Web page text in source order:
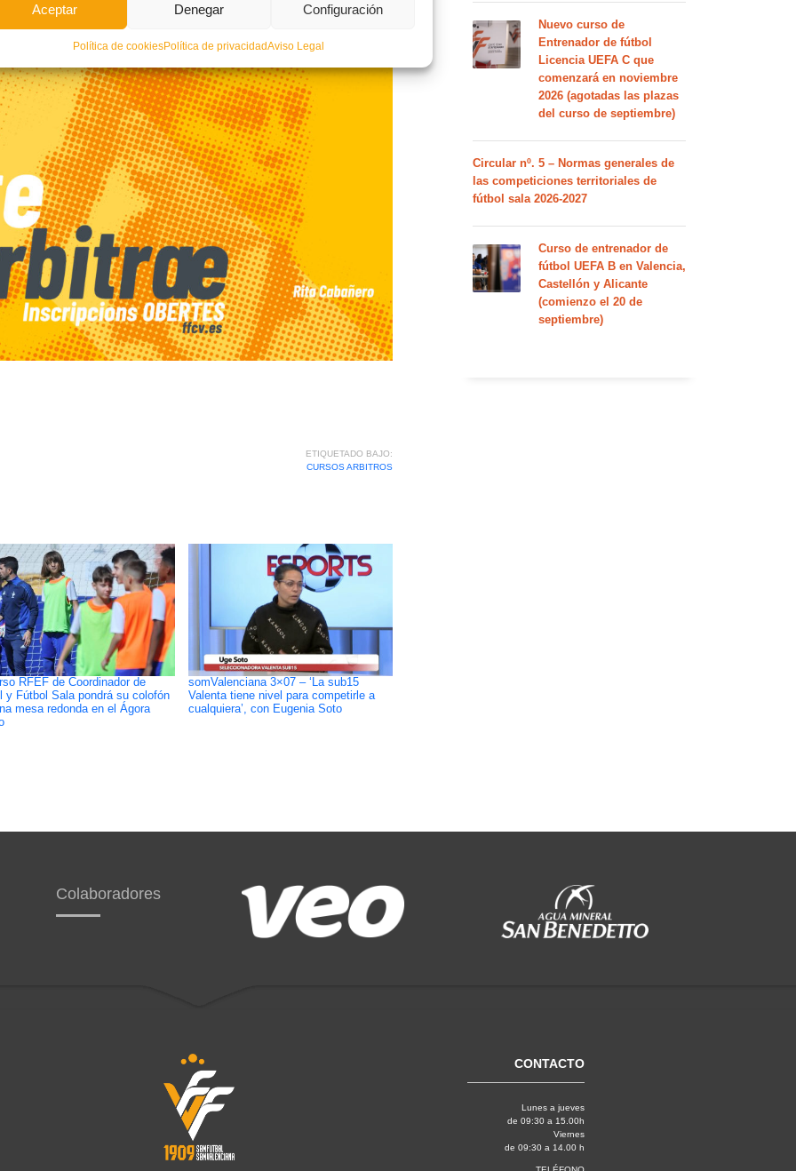
Aceptar Denegar Configuración
Política de cookiesPolítica de privacidadAviso Legal
ETIQUETADO BAJO:
CURSOS ARBITROS
RFEF de Coordinador de
y Fútbol Sala pondrá su colofón
mesa redonda en el Ágora
somValenciana 3×07 – ‘La sub15
Valenta tiene nivel para competirle a
cualquiera’, con Eugenia Soto
Nuevo curso de
Entrenador de fútbol
Licencia UEFA C que
comenzará en noviembre
2026 (agotadas las plazas
del curso de septiembre)
Circular nº. 5 – Normas generales de
las competiciones territoriales de
fútbol sala 2026-2027
Curso de entrenador de
fútbol UEFA B en Valencia,
Castellón y Alicante
(comienzo el 20 de
septiembre)
Colaboradores
CONTACTO
Lunes a jueves
de 09:30 a 15.00h
Viernes
de 09:30 a 14.00 h